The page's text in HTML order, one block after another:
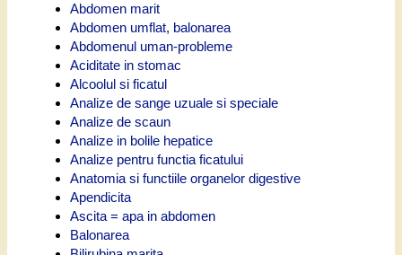
Abdomen marit
Abdomen umflat, balonarea
Abdomenul uman-probleme
Aciditate in stomac
Alcoolul si ficatul
Analize de sange uzuale si speciale
Analize de scaun
Analize in bolile hepatice
Analize pentru functia ficatului
Anatomia si functiile organelor digestive
Apendicita
Ascita = apa in abdomen
Balonarea